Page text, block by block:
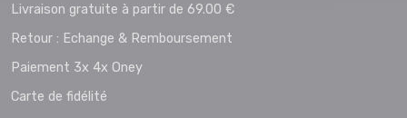
Livraison gratuite à partir de 69.00 €
Retour : Echange & Remboursement
Paiement 3x 4x Oney
Carte de fidélité